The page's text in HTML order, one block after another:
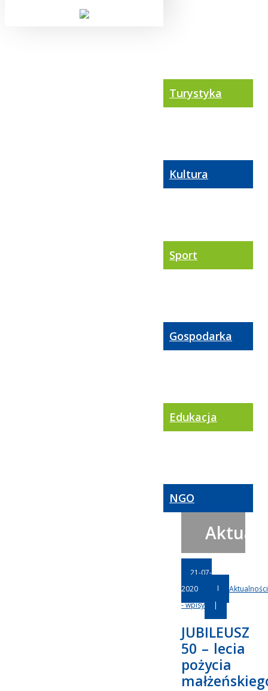
Turystyka
Kultura
Sport
Gospodarka
Edukacja
NGO
21-07-
2020
|
Aktualności
- wpisy
|
JUBILEUSZ
50 – lecia
pożycia